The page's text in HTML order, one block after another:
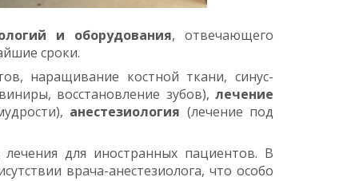
и оборудования, отвечающего
сроки.
наращивание костной ткани, синус-
восстановление зубов), лечение
анестезиология (лечение под
лечения для иностранных пациентов. В
врача-анестезиолога, что особо